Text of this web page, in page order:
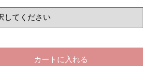
カートに入れる